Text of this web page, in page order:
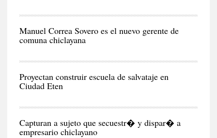
Manuel Correa Sovero es el nuevo gerente de
comuna chiclayana
Proyectan construir escuela de salvataje en
Ciudad Eten
Capturan a sujeto que secuestr� y dispar� a
empresario chiclayano